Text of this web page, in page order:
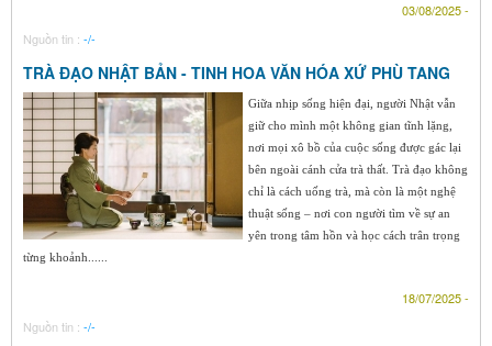
03/08/2025 -
Nguồn tin : -/-
TRÀ ĐẠO NHẬT BẢN - TINH HOA VĂN HÓA XỨ PHÙ TANG
Giữa nhịp sống hiện đại, người Nhật vẫn
giữ cho mình một không gian tĩnh lặng,
nơi mọi xô bồ của cuộc sống được gác lại
bên ngoài cánh cửa trà thất. Trà đạo không
chỉ là cách uống trà, mà còn là một nghệ
thuật sống – nơi con người tìm về sự an
yên trong tâm hồn và học cách trân trọng
từng khoảnh......
18/07/2025 -
Nguồn tin : -/-